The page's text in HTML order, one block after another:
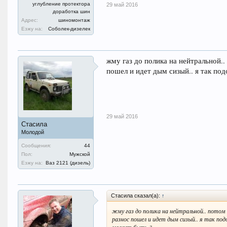
углубление протектора
доработка шин
Адрес:
шиномонтаж
Езжу на:
Соболек-дизелек
29 май 2016
Стасила
Молодой
Сообщения:
44
Пол:
Мужской
Езжу на:
Ваз 2121 (дизель)
жму газ до полика на
пошел и идет дым сизый.. я так
29 май 2016
Стасила сказал(а): ↑
жму газ до полика на нейтральной..
разнос пошел и идет дым сизый.. я так